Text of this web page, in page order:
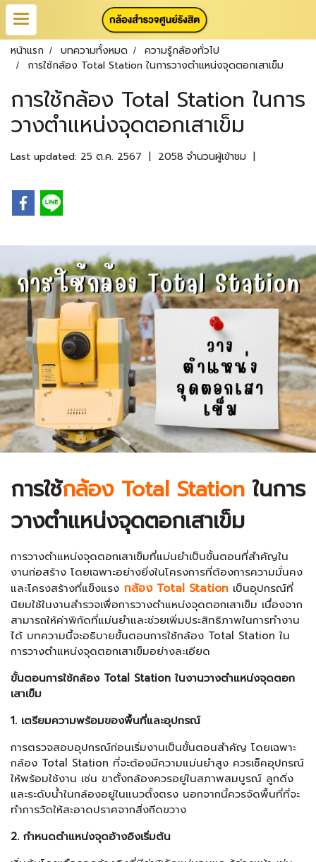
หน้าแรก บทความทั้งหมด
ความรู้กล้องทั่วไป
การใช้กล้อง Total Station ในการวางตำแหน่งจุดตอกเสาเข็ม
การใช้กล้อง Total Station ในการ
วางตำแหน่งจุดตอกเสาเข็ม
Last updated: 25 ต.ค. 2567 | 2058 จำนวนผู้เข้าชม |
การใช้กล้อง Total Station ในการ
วางตำแหน่งจุดตอกเสาเข็ม
การวางตำแหน่งจุดตอกเสาเข็มที่แม่นยำเป็นขั้นตอนที่สำคัญใน
งานก่อสร้าง โดยเฉพาะอย่างยิ่งในโครงการที่ต้องการความมั่นคง
และโครงสร้างที่แข็งแรง กล้อง Total Station เป็นอุปกรณ์ที่
นิยมใช้ในงานสำรวจเพื่อการวางตำแหน่งจุดตอกเสาเข็ม เนื่องจาก
สามารถให้ค่าพิกัดที่แม่นยำและช่วยเพิ่มประสิทธิภาพในการทำงาน
ได้ บทความนี้จะอธิบายขั้นตอนการใช้กล้อง Total Station ใน
การวางตำแหน่งจุดตอกเสาเข็มอย่างละเอียด
ขั้นตอนการใช้กล้อง Total Station ในงานวางตำแหน่งจุดตอก
เสาเข็ม
1. เตรียมความพร้อมของพื้นที่และอุปกรณ์
การตรวจสอบอุปกรณ์ก่อนเริ่มงานเป็นขั้นตอนสำคัญ โดยเฉพาะ
กล้อง Total Station ที่จะต้องมีความแม่นยำสูง ควรเช็คอุปกรณ์
ให้พร้อมใช้งาน เช่น ขาตั้งกล้องควรอยู่ในสภาพสมบูรณ์ ลูกดิ่ง
และระดับน้ำในกล้องอยู่ในแนวตั้งตรง นอกจากนี้ควรจัดพื้นที่ที่จะ
ทำการวัดให้สะอาดปราศจากสิ่งกีดขวาง
2. กำหนดตำแหน่งจุดอ้างอิงเริ่มต้น